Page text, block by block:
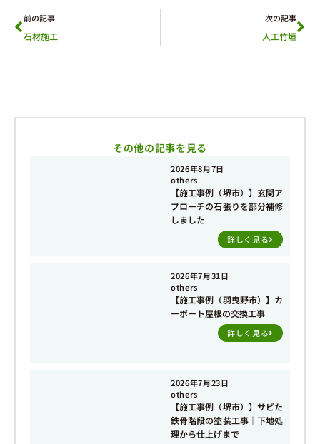
前の記事
石材施工
次の記事
人工竹垣
その他の記事を見る
2026年8月7日
others
【施工事例（堺市）】玄関ア
プローチの石張りを部分補修
しました
詳しく見る
2026年7月31日
others
【施工事例（羽曳野市）】カ
ーポート屋根の交換工事
詳しく見る
2026年7月23日
others
【施工事例（堺市）】サビた
鉄骨階段の塗装工事｜下地処
理から仕上げまで